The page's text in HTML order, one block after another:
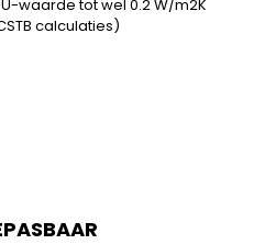
waarde tot wel 0.2 W/m2K
calculaties)